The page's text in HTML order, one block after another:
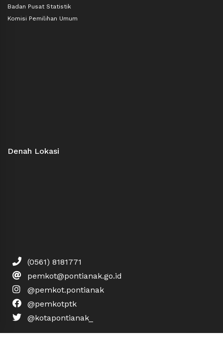
Badan Pusat Statistik
Komisi Pemilihan Umum
Denah Lokasi
(0561) 8181771
pemkot@pontianak.go.id
@pemkot.pontianak
@pemkotptk
@kotapontianak_